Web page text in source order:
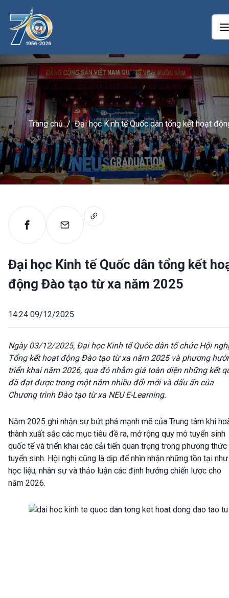
Trang chủ / Đại học Kinh tế Quốc dân tổng kết hoạt
Đào tạo từ xa năm 2025
Đại học Kinh tế Quốc dân tổng kết
động Đào tạo từ xa năm 2025
14:24 09/12/2025
Ngày 03/12/2025, Đại học Kinh tế Quốc dân tổ chức Hội nghị
Tổng kết hoạt động Đào tạo từ xa năm 2025 và phương
triển khai năm 2026, qua đó nhằm giá toàn diện những kết
đã đạt được trong một năm nhiều đổi mới và dấu ấn của
Chương trình Đào tạo từ xa NEU E-Learning.
Năm 2025 ghi nhận sự bứt phá mạnh mẽ của Trung tâm khi
thành xuất sắc các mục tiêu đề ra, mở rộng quy mô tuyển sinh
quốc tế và triển khai các cải tiến quan trọng trong phương thức
tuyển sinh. Hội nghị cũng là dịp để nhìn nhận những tồn tại như
học liệu, nhân sự và thảo luận các định hướng chiến lược cho
năm 2026.